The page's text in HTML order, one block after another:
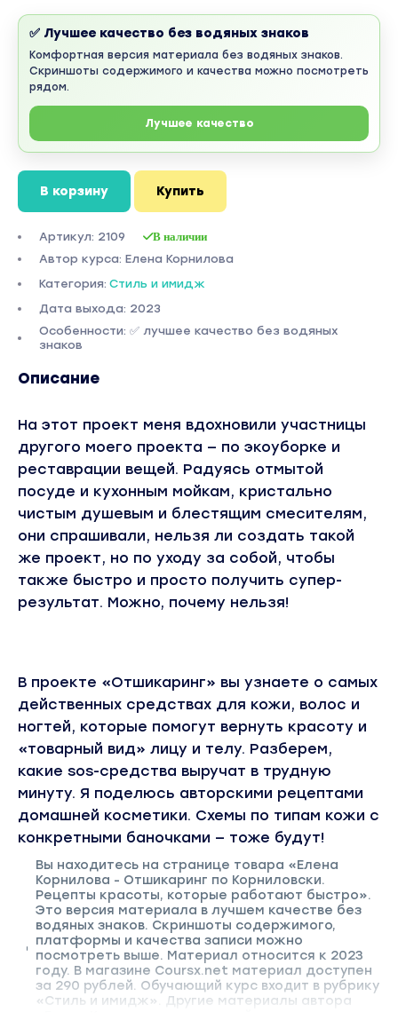
✅ Лучшее качество без водяных знаков
Комфортная версия материала без водяных знаков.
Скриншоты содержимого и качества можно посмотреть
рядом.
Лучшее качество
В корзину Купить
Артикул: 2109 В наличии
Автор курса: Елена Корнилова
Категория: Стиль и имидж
Дата выхода: 2023
Особенности: ✅ лучшее качество без водяных
знаков
Описание
На этот проект меня вдохновили участницы
другого моего проекта — по экоуборке и
реставрации вещей. Радуясь отмытой
посуде и кухонным мойкам, кристально
чистым душевым и блестящим смесителям,
они спрашивали, нельзя ли создать такой
же проект, но по уходу за собой, чтобы
также быстро и просто получить супер-
результат. Можно, почему нельзя!
В проекте «Отшикаринг» вы узнаете о самых
действенных средствах для кожи, волос и
ногтей, которые помогут вернуть красоту и
«товарный вид» лицу и телу. Разберем,
какие sos-средства выручат в трудную
минуту. Я поделюсь авторскими рецептами
домашней косметики. Схемы по типам кожи с
конкретными баночками — тоже будут!
Вы находитесь на странице товара «Елена
Корнилова - Отшикаринг по Корниловски.
Рецепты красоты, которые работают быстро».
Это версия материала в лучшем качестве без
водяных знаков. Скриншоты содержимого,
платформы и качества записи можно
посмотреть выше. Материал относится к 2023
году. В магазине Coursx.net материал доступен
за 290 рублей. Обучающий курс входит в рубрику
«Стиль и имидж». Другие материалы автора